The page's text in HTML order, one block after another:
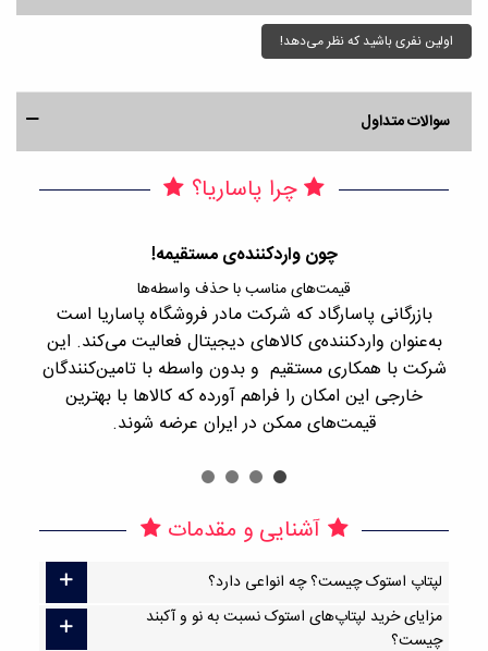
اولین نفری باشید که نظر می‌دهد!
سوالات متداول
چرا پاساریا؟
چون واردکننده‌ی مستقیمه!
قیمت‌های مناسب با حذف واسطه‌ها
بازرگانی پاسارگاد که شرکت مادر فروشگاه پاساریا است
به‌عنوان واردکننده‌ی کالاهای دیجیتال فعالیت می‌کند. این
شرکت با همکاری مستقیم و بدون واسطه با تامین‌کنندگان
خارجی این امکان را فراهم آورده که کالاها با بهترین
قیمت‌های ممکن در ایران عرضه شوند.
آشنایی و مقدمات
لپتاپ استوک چیست؟ چه انواعی دارد؟
مزایای خرید لپتاپ‌های استوک نسبت به نو و آکبند
چیست؟